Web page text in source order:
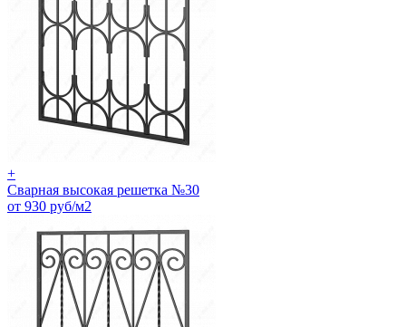
+
Сварная высокая решетка №30
от 930 руб/м2